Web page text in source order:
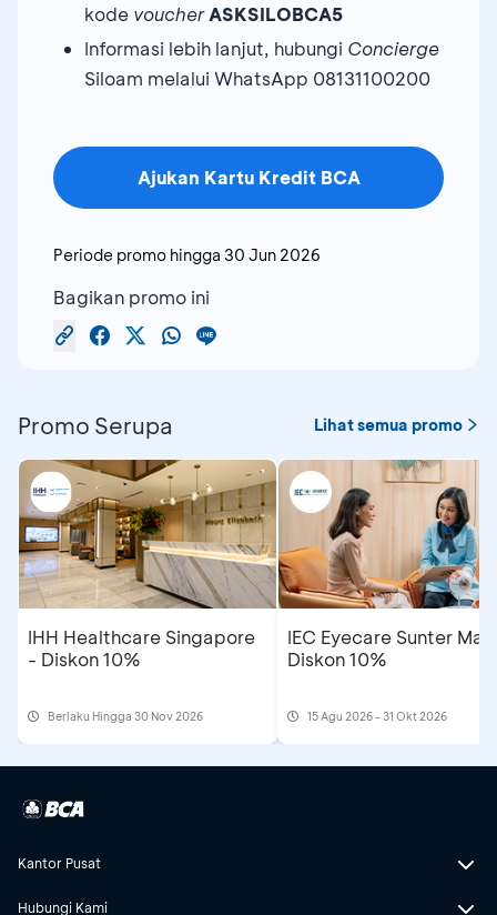
kode voucherASKSILOBCA5
Informasi lebih lanjut, hubungi Concierge
Siloam melalui WhatsApp 08131100200
Ajukan Kartu Kredit BCA
Periode promo hingga 30 Jun 2026
Bagikan promo ini
Promo Serupa Lihat semua promo
IHH Healthcare Singapore
- Diskon 10%
Berlaku Hingga 30 Nov 2026
IEC Eyecare Sunter
Diskon 10%
15 Agu 2026 - 31 Okt 2026
Kantor Pusat
Hubungi Kami